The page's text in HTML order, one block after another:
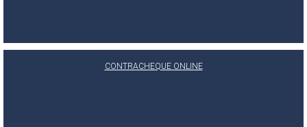
CONTRACHEQUE ONLINE